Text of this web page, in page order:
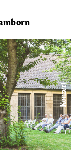
Konzert